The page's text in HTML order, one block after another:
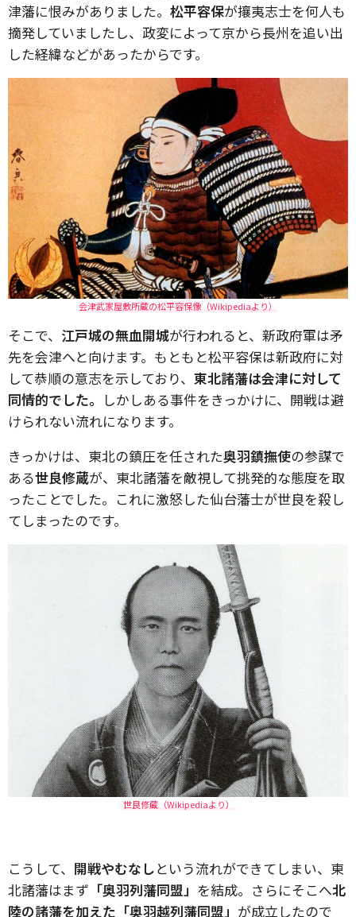
津藩に恨みがありました。 松平容保が攘夷志士を何人も
摘発していましたし、政変によって京から長州を追い出
した経緯などがあったからです。
会津武家屋敷所蔵の松平容保像（Wikipediaより）
そこで、 江戸城の無血開城が行われると、新政府軍は矛
先を会津へと向けます。もともと松平容保は新政府に対
して恭順の意志を示しており、 東北諸藩は会津に対して
同情的でした。 しかしある事件をきっかけに、開戦は避
けられない流れになります。
きっかけは、東北の鎮圧を任された奥羽鎮撫使の参謀で
ある世良修蔵が、東北諸藩を敵視して挑発的な態度を取
ったことでした。これに激怒した仙台藩士が世良を殺し
てしまったのです。
世良修蔵（Wikipediaより）
こうして、 開戦やむなしという流れができてしまい、東
北諸藩はまず 「奥羽列藩同盟」 を結成。さらにそこへ北
陸の諸藩を加えた「奥羽越列藩同盟」 が成立したので